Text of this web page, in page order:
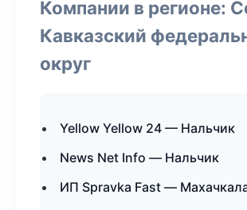
Компании в регионе:
Кавказский
округ
Yellow Yellow 24 — Нальчик
News Net Info — Нальчик
ИП Spravka Fast —